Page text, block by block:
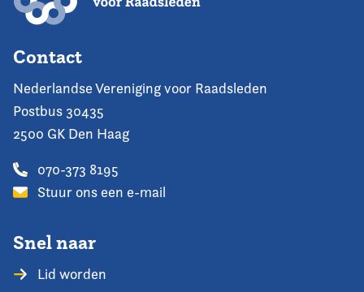
Contact
Nederlandse Vereniging voor Raadsleden
Postbus 30435
2500 GK Den Haag
070-373 8195
Stuur ons een e-mail
Snel naar
Lid worden